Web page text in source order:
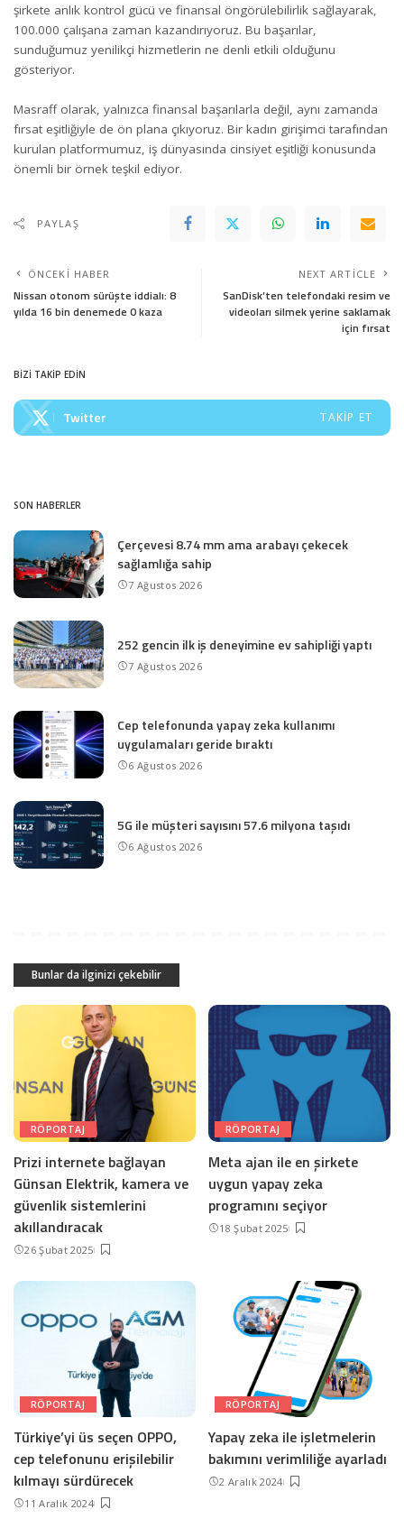
şirkete anlık kontrol gücü ve finansal öngörülebilirlik sağlayarak,
100.000 çalışana zaman kazandırıyoruz. Bu başarılar,
sunduğumuz yenilikçi hizmetlerin ne denli etkili olduğunu
gösteriyor.
Masraff olarak, yalnızca finansal başarılarla değil, aynı zamanda
fırsat eşitliğiyle de ön plana çıkıyoruz. Bir kadın girişimci tarafından
kurulan platformumuz, iş dünyasında cinsiyet eşitliği konusunda
önemli bir örnek teşkil ediyor.
PAYLAŞ
ÖNCEKI HABER
Nissan otonom sürüşte iddialı: 8
yılda 16 bin denemede 0 kaza
NEXT ARTICLE
SanDisk’ten telefondaki resim ve
videoları silmek yerine saklamak
için fırsat
BİZİ TAKİP EDİN
Twitter TAKIP ET
SON HABERLER
Çerçevesi 8.74 mm ama arabayı çekecek
sağlamlığa sahip
7 Ağustos 2026
252 gencin ilk iş deneyimine ev sahipliği yaptı
7 Ağustos 2026
Cep telefonunda yapay zeka kullanımı
uygulamaları geride bıraktı
6 Ağustos 2026
5G ile müşteri sayısını 57.6 milyona taşıdı
6 Ağustos 2026
Bunlar da ilginizi çekebilir
RÖPORTAJ
Prizi internete bağlayan
Günsan Elektrik, kamera ve
güvenlik sistemlerini
akıllandıracak
26 Şubat 2025
RÖPORTAJ
Meta ajan ile en şirkete
uygun yapay zeka
programını seçiyor
18 Şubat 2025
RÖPORTAJ
Türkiye’yi üs seçen OPPO,
cep telefonunu erişilebilir
kılmayı sürdürecek
11 Aralık 2024
RÖPORTAJ
Yapay zeka ile işletmelerin
bakımını verimliliğe ayarladı
2 Aralık 2024